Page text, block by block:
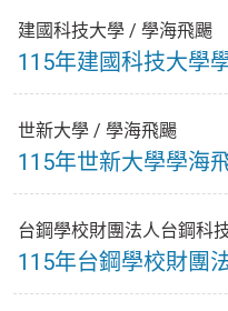
建國科技大學 / 學海飛颺
115年建國科技大學
世新大學 / 學海飛颺
115年世新大學學海
台鋼學校財團法人台鋼科
115年台鋼學校財團